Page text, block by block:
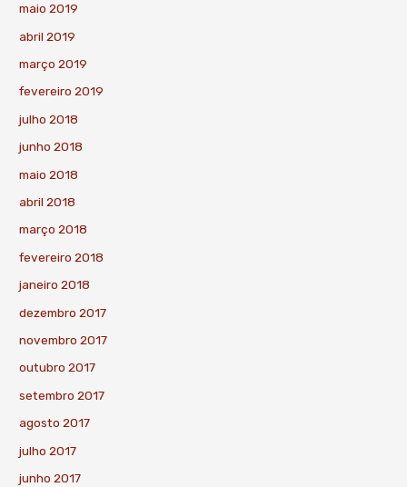
maio 2019
abril 2019
março 2019
fevereiro 2019
julho 2018
junho 2018
maio 2018
abril 2018
março 2018
fevereiro 2018
janeiro 2018
dezembro 2017
novembro 2017
outubro 2017
setembro 2017
agosto 2017
julho 2017
junho 2017